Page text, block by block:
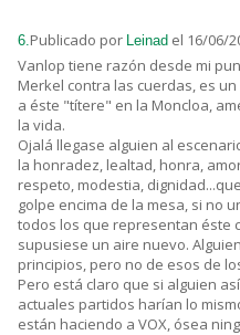
6. Publicado por Leinad el 16/06/
Vanlop tiene razón desde mi
Merkel contra las cuerdas, es
a éste "títere" en la Moncloa,
la vida.
Ojalá llegase alguien al
la honradez, lealtad, honra,
respeto, modestia,
golpe encima de la mesa, si no
todos los que representan éste
supusiese un aire nuevo.
principios, pero no de esos de
Pero está claro que si alguien
actuales partidos harían lo
están haciendo a VOX, ósea